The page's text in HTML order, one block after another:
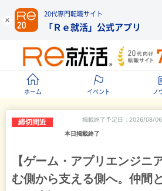
20代専門転職サイト
「Ｒｅ就活」公式アプリ
ホーム イベント ノ
締切間近 掲載終了予定日
2026/08/
本日掲載終了
【ゲーム・アプリエンジニ
む側から支える側へ。仲間